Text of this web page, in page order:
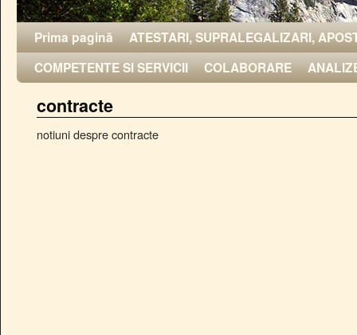
Prima pagină
ATESTARI, SUPRALEGALIZARI,
COMPETENTE SI SERVICII
COLABORARE
contracte
notiuni despre contracte